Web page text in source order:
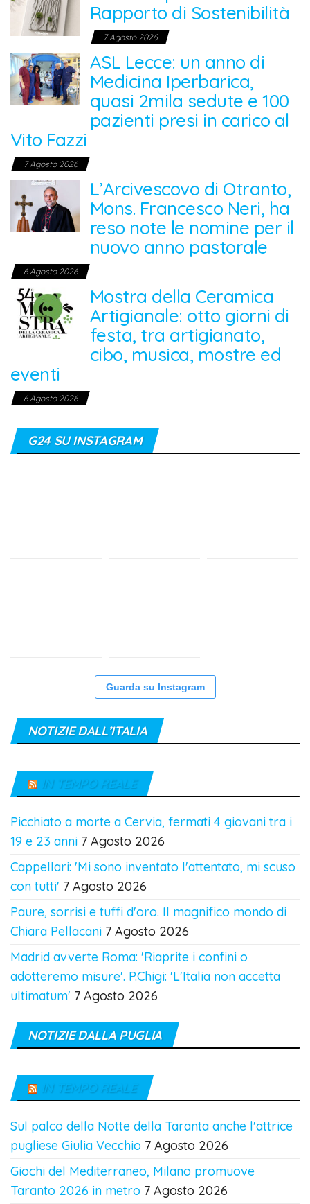
Rapporto di Sostenibilità
7 Agosto 2026
ASL Lecce: un anno di
Medicina Iperbarica,
quasi 2mila sedute e 100
pazienti presi in carico al
Vito Fazzi
7 Agosto 2026
L’Arcivescovo di Otranto,
Mons. Francesco Neri, ha
reso note le nomine per il
nuovo anno pastorale
6 Agosto 2026
Mostra della Ceramica
Artigianale: otto giorni di
festa, tra artigianato,
cibo, musica, mostre ed
eventi
6 Agosto 2026
G24 SU INSTAGRAM
Guarda su Instagram
NOTIZIE DALL’ITALIA
IN TEMPO REALE
Picchiato a morte a Cervia, fermati 4 giovani tra i
19 e 23 anni 7 Agosto 2026
Cappellari: 'Mi sono inventato l'attentato, mi scuso
con tutti' 7 Agosto 2026
Paure, sorrisi e tuffi d'oro. Il magnifico mondo di
Chiara Pellacani 7 Agosto 2026
Madrid avverte Roma: 'Riaprite i confini o
adotteremo misure'. P.Chigi: 'L'Italia non accetta
ultimatum' 7 Agosto 2026
NOTIZIE DALLA PUGLIA
IN TEMPO REALE
Sul palco della Notte della Taranta anche l'attrice
pugliese Giulia Vecchio 7 Agosto 2026
Giochi del Mediterraneo, Milano promuove
Taranto 2026 in metro 7 Agosto 2026